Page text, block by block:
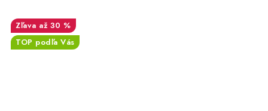
ČASOPISY, NÁVODY
až 30 %
TOP podľa Vás